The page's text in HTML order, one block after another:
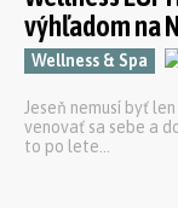
výhľadom na
Wellness & Spa
Jeseň nemusí byť
venovať sa sebe a
to po lete...